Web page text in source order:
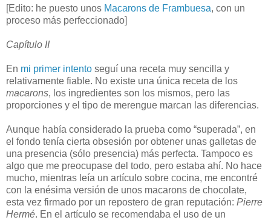
[Edito: he puesto unos Macarons de Frambuesa, con un
proceso más perfeccionado]
Capítulo II
En mi primer intento seguí una receta muy sencilla y
relativamente fiable. No existe una única receta de los
macarons, los ingredientes son los mismos, pero las
proporciones y el tipo de merengue marcan las diferencias.
Aunque había considerado la prueba como “superada”, en
el fondo tenía cierta obsesión por obtener unas galletas de
una presencia (sólo presencia) más perfecta. Tampoco es
algo que me preocupase del todo, pero estaba ahí. No hace
mucho, mientras leía un artículo sobre cocina, me encontré
con la enésima versión de unos macarons de chocolate,
esta vez firmado por un repostero de gran reputación: Pierre
Hermé. En el artículo se recomendaba el uso de un